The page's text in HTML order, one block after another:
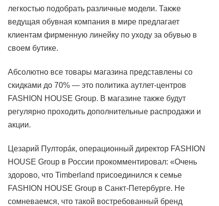
легкостью подобрать различные модели. Также
ведущая обувная компания в мире предлагает
клиентам фирменную линейку по уходу за обувью в
своем бутике.
Абсолютно все товары магазина представлены со
скидками до 70% — это политика аутлет-центров
FASHION HOUSE Group. В магазине также будут
регулярно проходить дополнительные распродажи и
акции.
Цезарий Пулторáк, операционный директор FASHION
HOUSE Group в России прокомментировал: «Очень
здорово, что Timberland присоединился к семье
FASHION HOUSE Group в Санкт-Петербурге. Не
сомневаемся, что такой востребованный бренд